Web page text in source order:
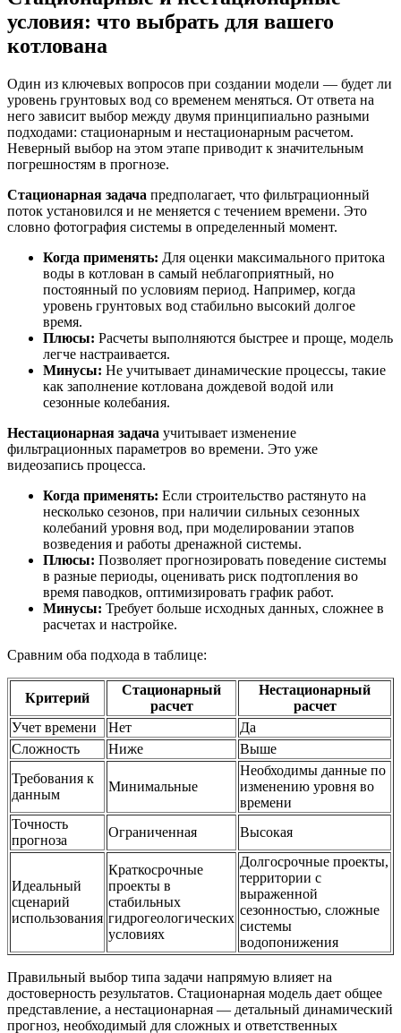
условия: что выбрать для вашего
котлована
Один из ключевых вопросов при создании модели — будет ли
уровень грунтовых вод со временем меняться. От ответа на
него зависит выбор между двумя принципиально разными
подходами: стационарным и нестационарным расчетом.
Неверный выбор на этом этапе приводит к значительным
погрешностям в прогнозе.
Стационарная задача предполагает, что фильтрационный
поток установился и не меняется с течением времени. Это
словно фотография системы в определенный момент.
Когда применять: Для оценки максимального притока
воды в котлован в самый неблагоприятный, но
постоянный по условиям период. Например, когда
уровень грунтовых вод стабильно высокий долгое
время.
Плюсы: Расчеты выполняются быстрее и проще, модель
легче настраивается.
Минусы: Не учитывает динамические процессы, такие
как заполнение котлована дождевой водой или
сезонные колебания.
Нестационарная задача учитывает изменение
фильтрационных параметров во времени. Это уже
видеозапись процесса.
Когда применять: Если строительство растянуто на
несколько сезонов, при наличии сильных сезонных
колебаний уровня вод, при моделировании этапов
возведения и работы дренажной системы.
Плюсы: Позволяет прогнозировать поведение системы
в разные периоды, оценивать риск подтопления во
время паводков, оптимизировать график работ.
Минусы: Требует больше исходных данных, сложнее в
расчетах и настройке.
Сравним оба подхода в таблице:
Критерий
Стационарный
расчет
Нестационарный
расчет
Учет времени
Нет
Да
Сложность
Ниже
Выше
Требования к
данным
Минимальные
Необходимы данные по
изменению уровня во
времени
Точность
прогноза
Ограниченная Высокая
Идеальный
сценарий
использования
Краткосрочные
проекты в
стабильных
гидрогеологических
условиях
Долгосрочные проекты,
территории с
выраженной
сезонностью, сложные
системы
водопонижения
Правильный выбор типа задачи напрямую влияет на
достоверность результатов. Стационарная модель дает общее
представление, а нестационарная — детальный динамический
прогноз, необходимый для сложных и ответственных